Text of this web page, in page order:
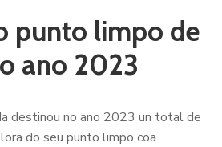
punto limpo de
ano 2023
destinou no ano 2023 un total de
do seu punto limpo coa